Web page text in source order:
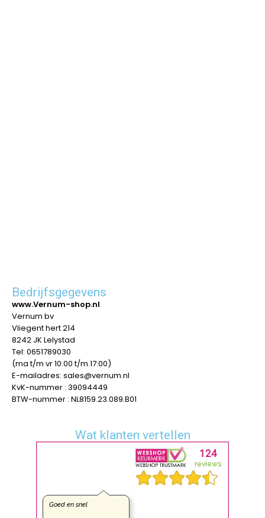
Bedrijfsgegevens
www.Vernum-shop.nl
Vernum bv
Vliegent hert 214
8242 JK Lelystad
Tel: 0651789030
(ma t/m vr 10:00 t/m 17:00)
E-mailadres: sales@vernum.nl
KvK-nummer : 39094449
BTW-nummer : NL8159.23.089.B01
Wat klanten vertellen